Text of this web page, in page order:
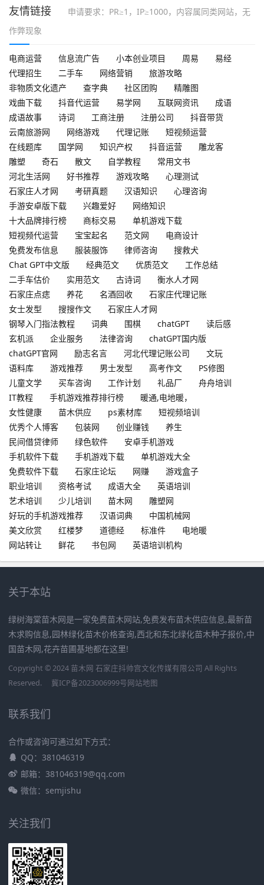
友情链接
申请要求：PR≥1，IP≥1000，内容属同类网站，无
作弊现象
电商运营 信息流广告 小本创业项目 周易
易经
代理招生
二手车 网络营销
旅游攻略
非物质文化遗产
查字典 社区团购
精雕图
戏曲下载
抖音代运营 易学网 互联网资讯
成语
成语故事
诗词 工商注册 注册公司
抖音带货
云南旅游网
网络游戏 代理记账
短视频运营
在线题库
国学网 知识产权 抖音运营
雕龙客
雕塑
奇石 散文 自学教程
常用文书
河北生活网
好书推荐 游戏攻略
心理测试
石家庄人才网
考研真题 汉语知识
心理咨询
手游安卓版下载
兴趣爱好
网络知识
十大品牌排行榜
商标交易
单机游戏下载
短视频代运营
宝宝起名 范文网
电商设计
免费发布信息
服装服饰 律师咨询
搜救犬
Chat GPT中文版
经典范文 优质范文
工作总结
二手车估价
实用范文 古诗词
衡水人才网
石家庄点痣
养花 名酒回收
石家庄代理记账
女士发型
搜搜作文
石家庄人才网
钢琴入门指法教程
词典 围棋 chatGPT
读后感
玄机派
企业服务 法律咨询
chatGPT国内版
chatGPT官网
励志名言 河北代理记账公司
文玩
语料库
游戏推荐 男士发型 高考作文
PS修图
儿童文学
买车咨询 工作计划 礼品厂
舟舟培训
IT教程
手机游戏推荐排行榜
暖通,电地暖，
女性健康
苗木供应 ps素材库
短视频培训
优秀个人博客
包装网 创业赚钱
养生
民间借贷律师
绿色软件
安卓手机游戏
手机软件下载
手机游戏下载
单机游戏大全
免费软件下载
石家庄论坛 网赚
游戏盒子
职业培训
资格考试 成语大全
英语培训
艺术培训
少儿培训 苗木网
雕塑网
好玩的手机游戏推荐
汉语词典
中国机械网
美文欣赏
红楼梦 道德经 标准件
电地暖
网站转让
鲜花 书包网 英语培训机构
关于本站
绿树海棠苗木网是一家免费苗木网站,免费发布苗木供应信息,最新苗
木求购信息,园林绿化苗木价格查询,西北和东北绿化苗木种子报价,中
国苗木网,花卉苗圃基地都在这里!
Copyright © 2024 苗木网 石家庄抖帅宫文化传媒有限公司 All Rights
Reserved.
冀ICP备2023006999号网站地图
联系我们
合作或咨询可通过如下方式：
QQ：381046319
邮箱：381046319@qq.com
微信：semjishu
关注我们